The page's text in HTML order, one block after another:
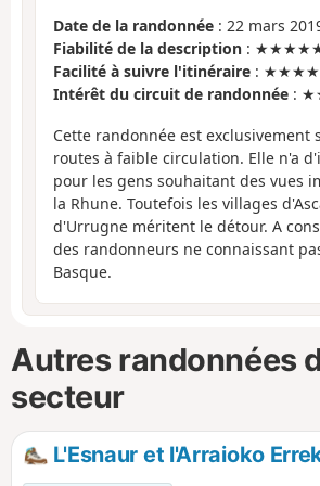
Date de la randonnée : 22 mars
Fiabilité de la description : ★★★★★
Facilité à suivre l'itinéraire :
Intérêt du circuit de randonnée :
Cette randonnée est exclusivement
routes à faible circulation. Elle n'a
pour les gens souhaitant des vues
la Rhune. Toutefois les villages
d'Urrugne méritent le détour. A
des randonneurs ne connaissant
Basque.
Autres randonnées
secteur
L'Esnaur et l'Arraioko